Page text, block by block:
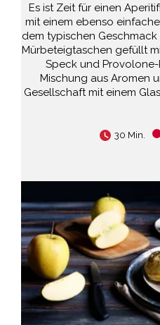
Es ist Zeit für einen
mit einem ebenso
dem typischen
Mürbeteigtaschen gefüllt
Speck und
Mischung aus Aromen
Gesellschaft mit einem
30 Min.